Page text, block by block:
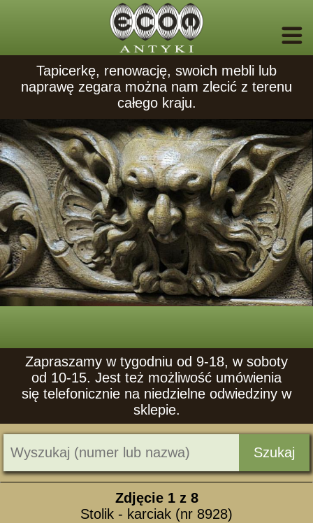
Tapicerkę, renowację, swoich mebli lub
naprawę zegara można nam zlecić z terenu
całego kraju.
Zapraszamy w tygodniu od 9-18, w soboty
od 10-15. Jest też możliwość umówienia
się telefonicznie na niedzielne odwiedziny w
sklepie.
Szukaj
Zdjęcie 1z 8
Stolik - karciak (nr 8928)